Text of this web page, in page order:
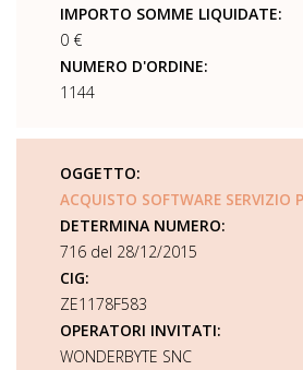
IMPORTO SOMME LIQUIDATE:
0 €
NUMERO D'ORDINE:
1144
OGGETTO:
ACQUISTO SOFTWARE SERVIZIO
DETERMINA NUMERO:
716 del 28/12/2015
CIG:
ZE1178F583
OPERATORI INVITATI:
WONDERBYTE SNC